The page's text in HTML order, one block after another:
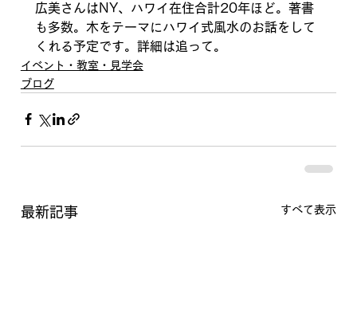
広美さんはNY、ハワイ在住合計20年ほど。著書
も多数。木をテーマにハワイ式風水のお話をして
くれる予定です。詳細は追って。
イベント・教室・見学会
ブログ
最新記事 すべて表示